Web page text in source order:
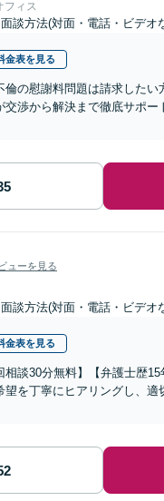
フィス
面談方法(対面・電話・ビデオ
金表を見る
倫の慰謝料問題は請求した
交渉から解決まで徹底サポ
ューを見る
面談方法(対面・電話・ビデオ
金表を見る
相談30分無料】【弁護士歴
望を丁寧にヒアリングし、